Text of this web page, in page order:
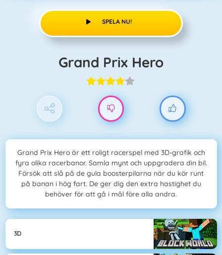
SPELA NU!
Grand Prix Hero
Grand Prix Hero är ett roligt racerspel med 3D-grafik och
fyra olika racerbanor. Samla mynt och uppgradera din bil.
Försök att slå på de gula boosterpilarna när du kör runt
på banan i hög fart. De ger dig den extra hastighet du
behöver för att gå i mål före alla andra.
3D